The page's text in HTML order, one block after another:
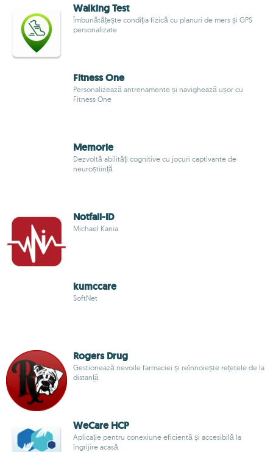
Walking Test
Îmbunătățește condiția fizică cu planuri de mers și GPS
personalizate
Fitness One
Personalizează antrenamente și navighează ușor cu
Fitness One
Memorie
Dezvoltă abilități cognitive cu jocuri captivante de
neuroștiință
Notfall-ID
Michael Kania
kumccare
SoftNet
Rogers Drug
Gestionează nevoile farmaciei și reînnoiește rețetele de la
distanță
WeCare HCP
Aplicație pentru conexiune eficientă și accesibilă la
îngrijire acasă